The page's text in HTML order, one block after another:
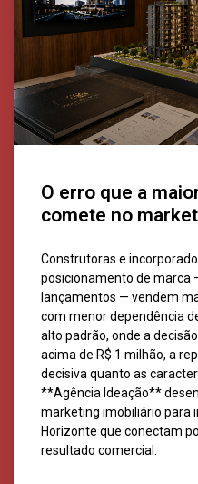
O erro que a
comete no
Construtoras e
posicionamento de marca
lançamentos — vendem
com menor dependência
alto padrão, onde a
acima de R$ 1 milhão, a
decisiva quanto as
**Agência Ideação**
marketing imobiliário para
Horizonte que conectam
resultado comercial.